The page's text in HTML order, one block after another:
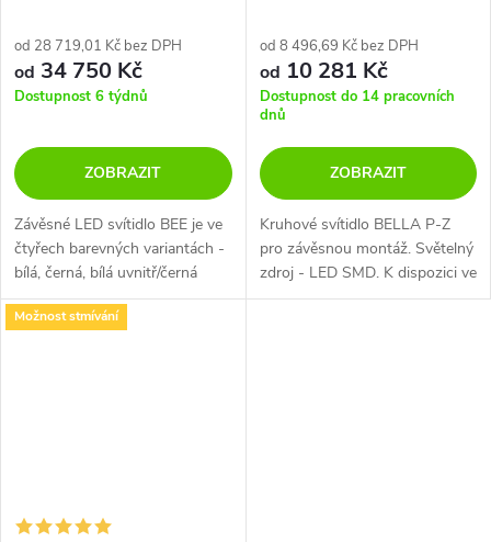
od 28 719,01 Kč bez DPH
od 34 750 Kč
Dostupnost 6 týdnů
ZOBRAZIT
Závěsné LED svítidlo BEE je ve
čtyřech barevných variantách -
bílá, černá, bílá uvnitř/černá
zvenku, černá uvnitř/bílá
zvenku.
od 8 496,69 Kč bez DPH
od 10 281 Kč
Dostupnost do 14 pracovních
dnů
ZOBRAZIT
Kruhové svítidlo BELLA P-Z
pro závěsnou montáž. Světelný
zdroj - LED SMD. K dispozici ve
2 různých velikostech v černé a
Možnost stmívání